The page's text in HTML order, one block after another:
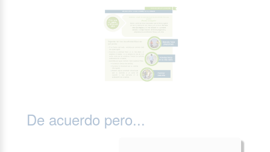
De acuerdo pero...